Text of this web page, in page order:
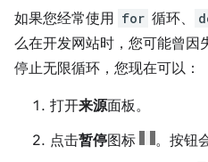
如果您经常使用 for 循环、
么在开发网站时，您可能曾因
停止无限循环，您现在可以：
打开来源面板。
点击暂停图标 。按钮